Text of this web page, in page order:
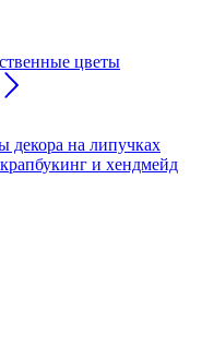
цветы
декора на липучках
и хендмейд